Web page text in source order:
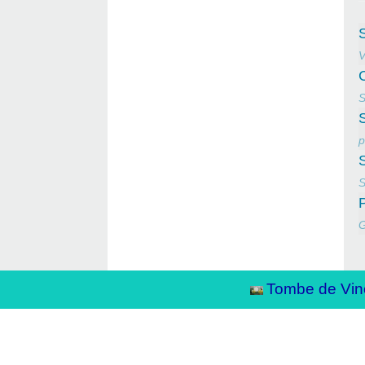
Tombe de